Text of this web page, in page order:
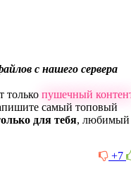
с нашего сервера
только пушечный
самый топовый
для тебя, любимый
+7